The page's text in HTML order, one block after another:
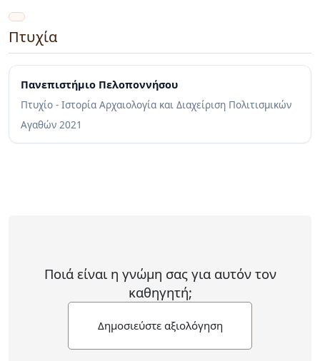
Πτυχία
Πανεπιστήμιο Πελοποννήσου
Πτυχίο - Ιστορία Αρχαιολογία και Διαχείριση Πολιτισμικών
Αγαθών 2021
Ποιά είναι η γνώμη σας για αυτόν τον
καθηγητή;
Δημοσιεύστε αξιολόγηση